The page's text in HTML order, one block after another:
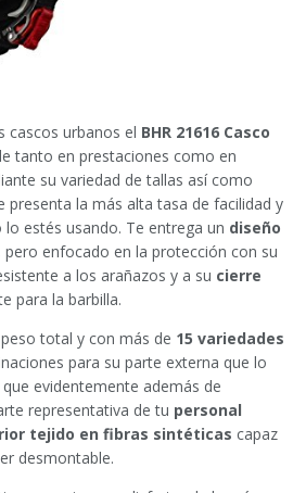
cascos urbanos el BHR 21616 Casco
tanto en prestaciones como en
su variedad de tallas así como
presenta la más alta tasa de facilidad y
estés usando. Te entrega un diseño
pero enfocado en la protección con su
a los arañazos y a su cierre
para la barbilla.
total y con más de 15 variedades
para su parte externa que lo
evidentemente además de
representativa de tu personal
tejido en fibras sintéticas capaz
desmontable.